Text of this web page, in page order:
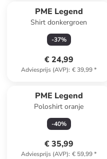
PME Legend
Shirt donkergroen
-37%
€ 24,99
Adviesprijs (AVP): € 39,99*
PME Legend
Poloshirt oranje
-40%
€ 35,99
Adviesprijs (AVP): € 59,99*